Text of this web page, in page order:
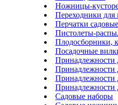
Ножницы-
Переходники для
Перчатки садовые
Пистолеты-
Плодосборники,
Посадочные
Принадлежности
Принадлежности
Принадлежности
Принадлежности
Садовые наборы